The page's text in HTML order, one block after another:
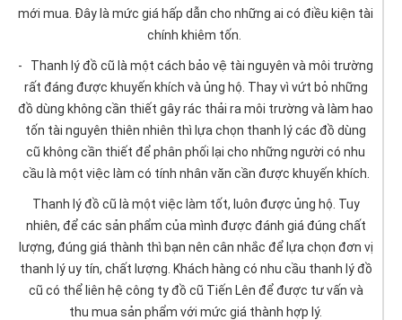
mới mua. Đây là mức giá hấp dẫn cho những ai có điều kiện tài
chính khiêm tốn.
- Thanh lý đồ cũ là một cách bảo vệ tài nguyên và môi trường
rất đáng được khuyến khích và ủng hộ. Thay vì vứt bỏ những
đồ dùng không cần thiết gây rác thải ra môi trường và làm hao
tốn tài nguyên thiên nhiên thì lựa chọn thanh lý các đồ dùng
cũ không cần thiết để phân phối lại cho những người có nhu
cầu là một việc làm có tính nhân văn cần được khuyến khích.
Thanh lý đồ cũ là một việc làm tốt, luôn được ủng hộ. Tuy
nhiên, để các sản phẩm của mình được đánh giá đúng chất
lượng, đúng giá thành thì bạn nên cân nhắc để lựa chọn đơn vị
thanh lý uy tín, chất lượng. Khách hàng có nhu cầu thanh lý đồ
cũ có thể liên hệ công ty đồ cũ Tiến Lên để được tư vấn và
thu mua sản phẩm với mức giá thành hợp lý.